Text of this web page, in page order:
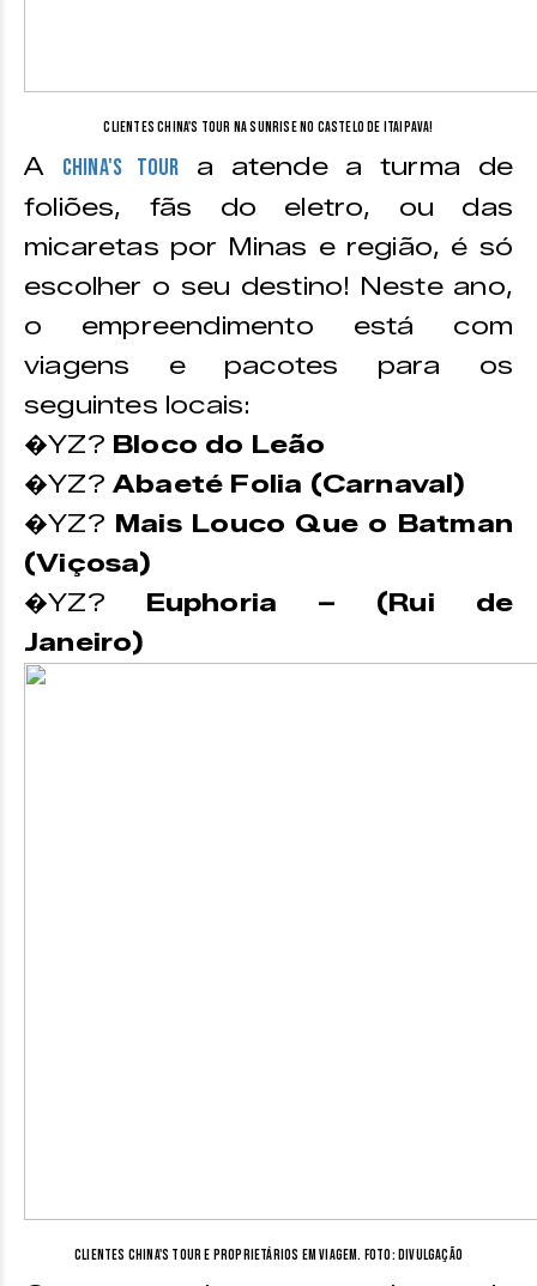
Clientes China's Tour na Sunrise no Castelo de Itaipava!
A China's Tour a atende a turma de
foliões, fãs do eletro, ou das
micaretas por Minas e região, é só
escolher o seu destino! Neste ano,
o empreendimento está com
viagens e pacotes para os
seguintes locais:
�YZ? Bloco do Leão
�YZ? Abaeté Folia (Carnaval)
�YZ? Mais Louco Que o Batman
(Viçosa)
�YZ? Euphoria – (Rui de
Janeiro)
Clientes China's Tour e proprietários em viagem. Foto: Divulgação